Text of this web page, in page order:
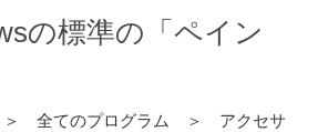
の標準の「ペイン
＞ 全てのプログラム ＞ アクセサ